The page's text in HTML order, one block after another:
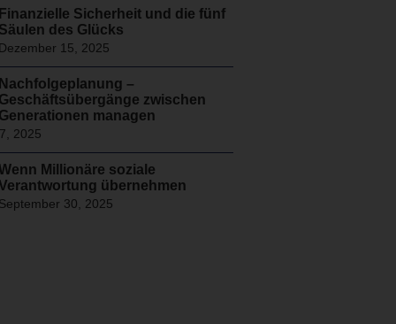
Sicherheit und die fünf
des Glücks
15, 2025
–
zwischen
managen
2025
Millionäre soziale
übernehmen
30, 2025